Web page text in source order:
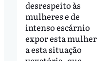
desrespeito às
mulheres e de
intenso escárnio
expor esta mulher
a esta situação